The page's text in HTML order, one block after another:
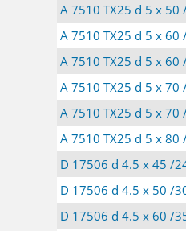
A 7510 TX25 d 5 x 50
A 7510 TX25 d 5 x 60
A 7510 TX25 d 5 x 60
A 7510 TX25 d 5 x 70
A 7510 TX25 d 5 x 70
A 7510 TX25 d 5 x 80
D 17506 d 4.5 x 45 /
D 17506 d 4.5 x 50 /
D 17506 d 4.5 x 60 /